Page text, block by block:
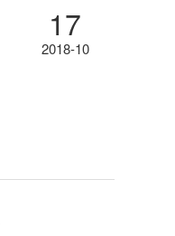
17
2018-10